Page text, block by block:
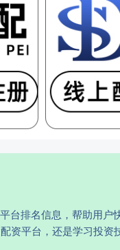
排名信息，帮助用户
资平台，还是学习投资